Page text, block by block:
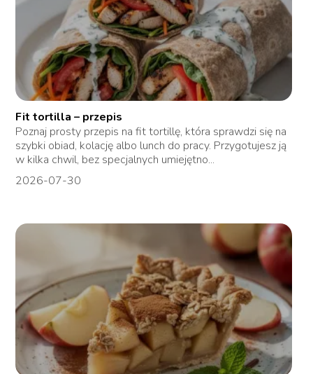
Fit tortilla – przepis
Poznaj prosty przepis na fit tortillę, która sprawdzi się na
szybki obiad, kolację albo lunch do pracy. Przygotujesz ją
w kilka chwil, bez specjalnych umiejętno...
2026-07-30